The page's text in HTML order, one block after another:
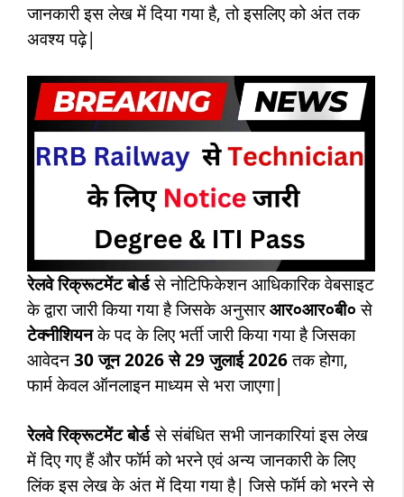
जानकारी इस लेख में दिया गया है, तो इसलिए को अंत तक
अवश्य पढ़े|
रेलवे रिक्रूटमेंट बोर्डसे नोटिफिकेशन आधिकारिक वेबसाइट
के द्वारा जारी किया गया है जिसके अनुसारआर०आर०बी० से
टेक्नीशियनके पद के लिए भर्ती जारी किया गया है जिसका
आवेदन 30 जून 2026 से 29 जुलाई 2026तक होगा,
फार्म केवल ऑनलाइन माध्यम से भरा जाएगा|
रेलवे रिक्रूटमेंट बोर्डसे संबंधित सभी जानकारियां इस लेख
में दिए गए हैं और फॉर्म को भरने एवं अन्य जानकारी के लिए
लिंक इस लेख के अंत में दिया गया है| जिसे फॉर्म को भरने से